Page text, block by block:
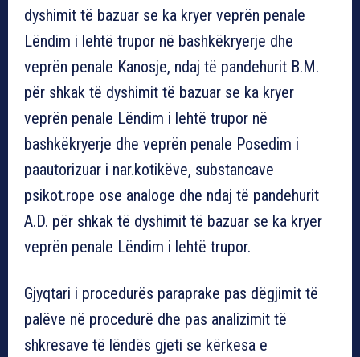
dyshimit të bazuar se ka kryer veprën penale
Lëndim i lehtë trupor në bashkëkryerje dhe
veprën penale Kanosje, ndaj të pandehurit B.M.
për shkak të dyshimit të bazuar se ka kryer
veprën penale Lëndim i lehtë trupor në
bashkëkryerje dhe veprën penale Posedim i
paautorizuar i nar.kotikëve, substancave
psikot.rope ose analoge dhe ndaj të pandehurit
A.D. për shkak të dyshimit të bazuar se ka kryer
veprën penale Lëndim i lehtë trupor.
Gjyqtari i procedurës paraprake pas dëgjimit të
palëve në procedurë dhe pas analizimit të
shkresave të lëndës gjeti se kërkesa e